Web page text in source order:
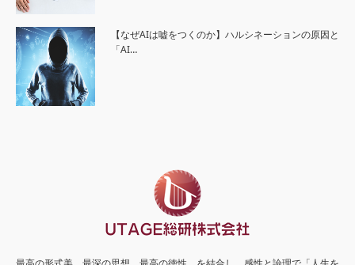
【なぜAIは嘘をつくのか】ハルシネーションの原因と
「AI…